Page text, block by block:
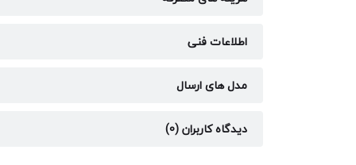
اطلاعات فنی
مدل های ارسال
دیدگاه کاربران (0)